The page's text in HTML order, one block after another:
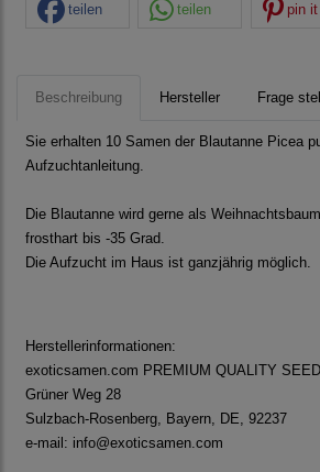
teilen teilen pin it
Beschreibung Hersteller Frage
Sie erhalten 10 Samen der Blautanne Picea
Aufzuchtanleitung.
Die Blautanne wird gerne als
frosthart bis -35 Grad.
Die Aufzucht im Haus ist ganzjährig möglich.
Herstellerinformationen:
exoticsamen.com PREMIUM QUALITY
Grüner Weg 28
Sulzbach-Rosenberg, Bayern, DE, 92237
e-mail: info@exoticsamen.com